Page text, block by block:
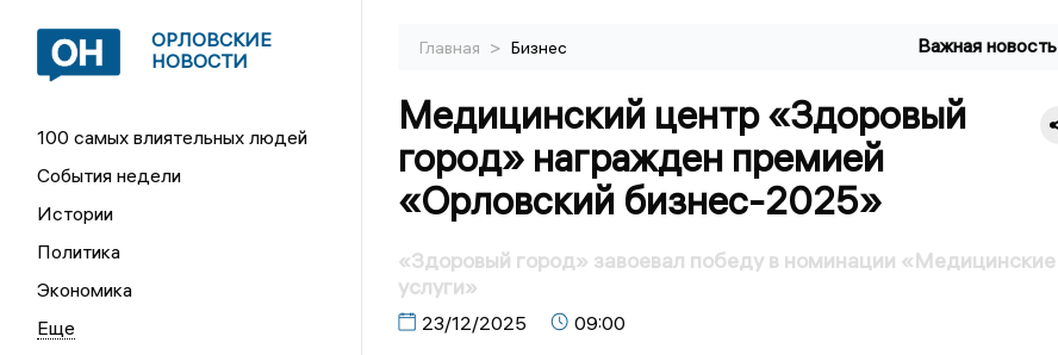
ОРЛОВСКИЕ
НОВОСТИ
100 самых влиятельных людей
События недели
Истории
Политика
Экономика
Главная > Бизнес Важная новость
Медицинский центр «Здоровый
город» награжден премией
«Орловский бизнес-2025»
«Здоровый город» завоевал победу в номинации «Медицинские
услуги»
23/12/2025 09:00